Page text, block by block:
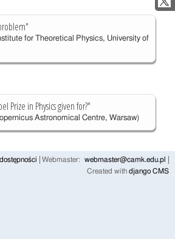
for Theoretical Physics, University of
Prize in Physics given for?"
Astronomical Centre, Warsaw)
Webmaster:
webmaster@camk.edu.pl
Created with django CMS